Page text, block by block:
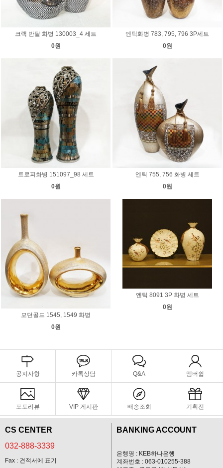
크랙 반달 화병 130003_4 세트
0원
엔틱화병 783, 795, 796 3P세트
0원
트로피화병 151097_98 세트
0원
엔틱 755, 756 화병 세트
0원
모던골드 1545, 1549 화병
0원
엔틱 8091 3P 화병 세트
0원
공지사항 카톡상담 Q&A 멤버쉽
포토리뷰 VIP 게시판 배송조회 기획전
CS CENTER
032-888-3339
Fax : 견적서에 표기
BANKING ACCOUNT
은행명 : KEB하나은행
계좌번호 : 063-010255-388